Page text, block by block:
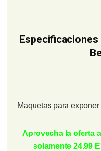
Maquetas para
Aprovecha la oferta
solamente 24.99